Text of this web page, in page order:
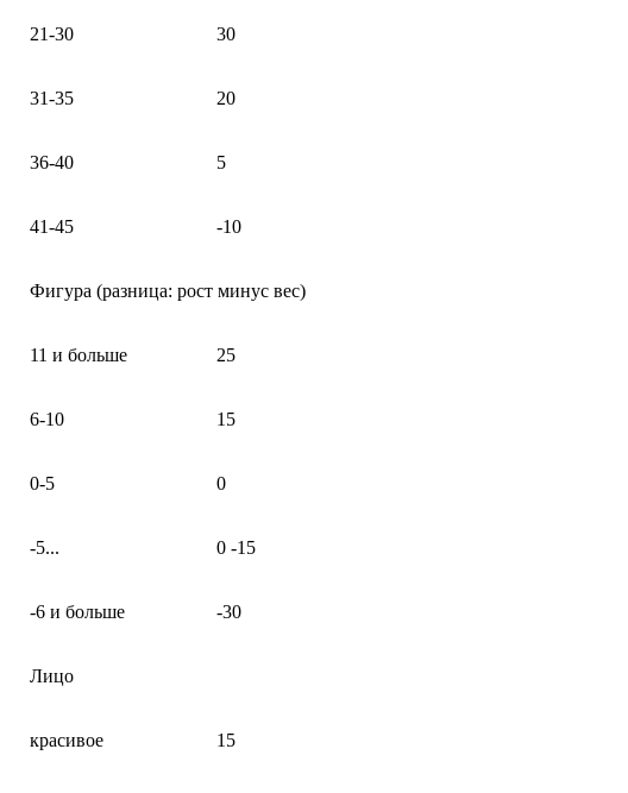
21-30 30
31-35 20
36-40 5
41-45 -10
Фигура (разница: рост минус вес)
11 и больше 25
6-10 15
0-5 0
-5... 0 -15
-6 и больше -30
Лицо
красивое 15